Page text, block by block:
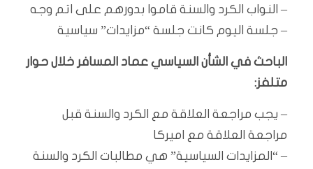
– النواب الكرد والسنة قاموا بدورهم على اتم وجه
– جلسة اليوم كانت جلسة “مزايدات” سياسية
الباحث في الشأن السياسي عماد المسافر خلال حوار
متلفز:
– يجب مراجعة العلاقة مع الكرد والسنة قبل
مراجعة العلاقة مع اميركا
– “المزايدات السياسية” هي مطالبات الكرد والسنة